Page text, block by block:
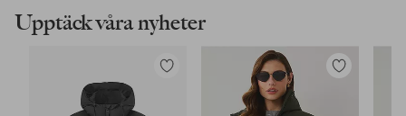
Upptäck våra nyheter
Lägg
Lägg